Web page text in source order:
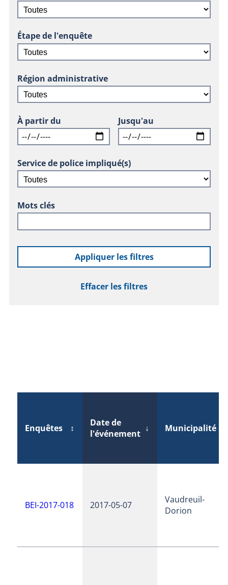
Étape de l'enquête
Région administrative
À partir du Jusqu'au
Service de police impliqué(s)
Mots clés
Appliquer les filtres
Effacer les filtres
Enquêtes ↕
Date de
l'événement ↓ Municipalité
BEI-2017-018 2017-05-07
Vaudreuil-
Dorion